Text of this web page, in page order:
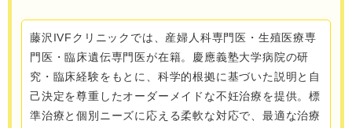
藤沢IVFクリニックでは、産婦人科専門医・生殖医療専
門医・臨床遺伝専門医が在籍。慶應義塾大学病院の研
究・臨床経験をもとに、科学的根拠に基づいた説明と自
己決定を尊重したオーダーメイドな不妊治療を提供。標
準治療と個別ニーズに応える柔軟な対応で、最適な治療